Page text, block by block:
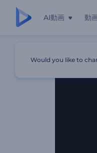
AI動画 動
Would you like to